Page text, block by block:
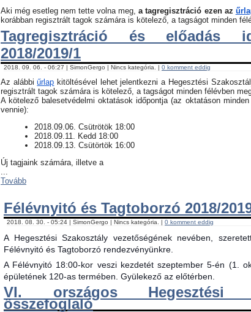
Aki még esetleg nem tette volna meg, a tagregisztráció ezen az
korábban regisztrált tagok számára is kötelező, a tagságot minden
Tagregisztráció és előadás
2018/2019/1
2018. 09. 06. - 06:27 | SimonGergo | Nincs kategória. | 0 komment eddig
Az alábbiűrlap kitöltésével lehet jelentkezni a Hegesztési
regisztrált tagok számára is kötelező, a tagságot minden félévben
​A kötelező balesetvédelmi oktatások időpontja (az oktatáson
vennie):
​2018.09.06. Csütrötök 18:00
2018.09.11. Kedd 18:00
2018.09.13. Csütörtök 16:00
Új tagjaink számára, illetve a
...
Tovább
Félévnyitó és Tagtoborzó 2018/
2018. 08. 30. - 05:24 | SimonGergo | Nincs kategória. | 0 komment eddig
A Hegesztési Szakosztály vezetőségének nevében,
Félévnyitó és Tagtoborzó rendezvényünkre.
A Félévnyitó 18:00-kor veszi kezdetét szeptember 5-én (1.
épületének 120-as termében. Gyülekező az előtérben.
VI. országos Hegesztési
összefoglaló